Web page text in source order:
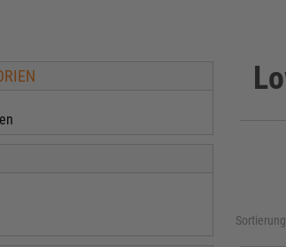
Sortierung